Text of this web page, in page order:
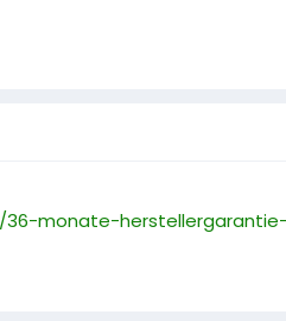
monate-herstellergarantie-